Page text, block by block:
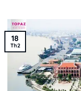
18
Th2